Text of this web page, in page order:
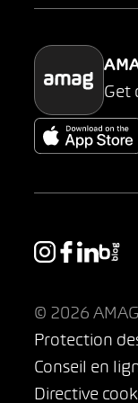
Parking
Get
© 2026
Protection
Conseil en
Directive